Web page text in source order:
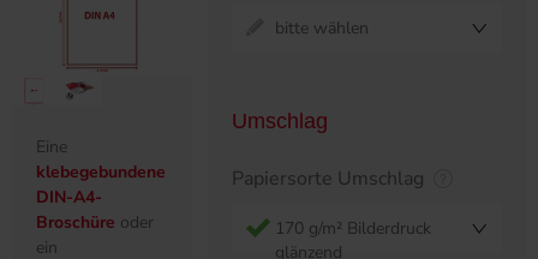
Eine
klebegebundene
DIN-A4-
Broschüre oder
ein
bitte wählen
Umschlag
Papiersorte Umschlag
170 g/m² Bilderdruck
glänzend